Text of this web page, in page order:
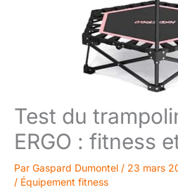
Test du
ERGO : fitness
Par Gaspard Dumontel / 23 mars
/ Équipement fitness